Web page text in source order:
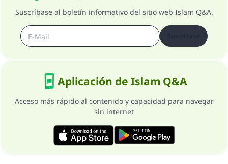
Suscríbase al boletín informativo del sitio web Islam Q&A.
Aplicación de Islam Q&A
Acceso más rápido al contenido y capacidad para navegar
sin internet